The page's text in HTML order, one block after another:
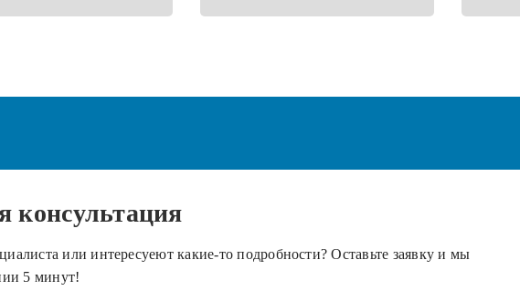
консультация
или интересуеют какие-то подробности? Оставьте заявку и мы
5 минут!